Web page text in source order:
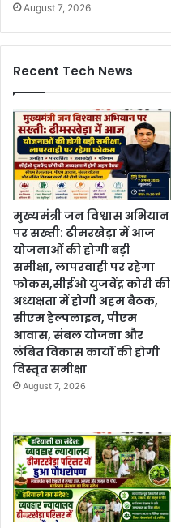
August 7, 2026
Recent Tech News
मुख्यमंत्री जन विश्वास अभियान
पर सख्ती: ढीमरखेड़ा में आज
योजनाओं की होगी बड़ी
समीक्षा, लापरवाही पर रहेगा
फोकस,सीईओ युजवेंद्र कोरी की
अध्यक्षता में होगी अहम बैठक,
सीएम हेल्पलाइन, पीएम
आवास, संबल योजना और
लंबित विकास कार्यों की होगी
विस्तृत समीक्षा
August 7, 2026